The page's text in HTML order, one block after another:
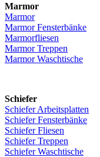
Marmor
Marmor
Marmor Fensterbänke
Marmorfliesen
Marmor Treppen
Marmor Waschtische
Schiefer
Schiefer Arbeitsplatten
Schiefer Fensterbänke
Schiefer Fliesen
Schiefer Treppen
Schiefer Waschtische